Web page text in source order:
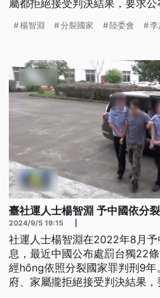
屬都拒絕接受判決結果，要求公
罪名、關押的李孟居認為，楊智
楊智淵 分裂國家 陸委會 李
臺社運人士楊智淵 予中國依分
2024/9/5 19:15
社運人士楊智淵在2022年8月
息，最近中國公布處罰台獨22
經hőng依照分裂國家罪判刑9年
府、家屬攏拒絕接受判決結果，